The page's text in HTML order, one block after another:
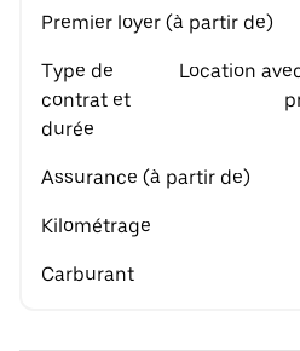
Premier loyer (à partir de)
Type de
contrat et
durée
Location
Assurance (à partir de)
Kilométrage
Carburant